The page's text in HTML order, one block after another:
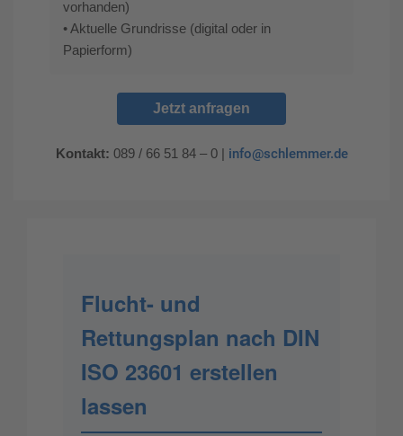
vorhanden)
• Aktuelle Grundrisse (digital oder in
Papierform)
Jetzt anfragen
Kontakt: 089 / 66 51 84 – 0 | info@schlemmer.de
Flucht- und
Rettungsplan nach DIN
ISO 23601 erstellen
lassen